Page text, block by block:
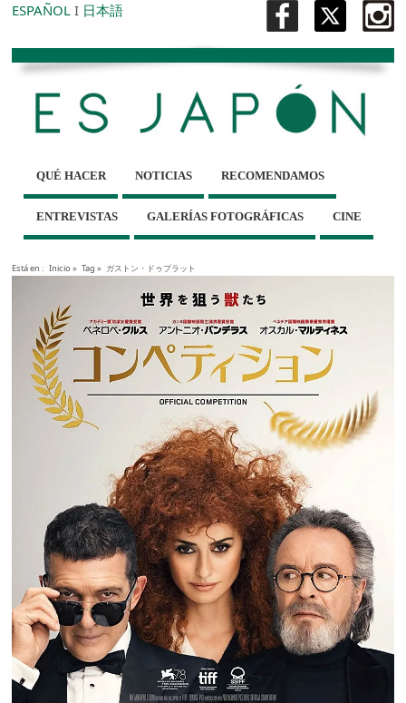
ESPAÑOL I 日本語
QUÉ HACER NOTICIAS RECOMENDAMOS
ENTREVISTAS GALERÍAS FOTOGRÁFICAS CINE
Está en : Inicio» Tag » ガストン・ドゥプラット